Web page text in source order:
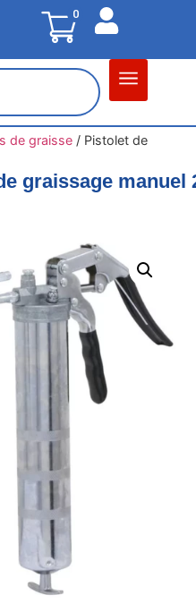
0
de graisse/ Pistolet de
graissage manuel